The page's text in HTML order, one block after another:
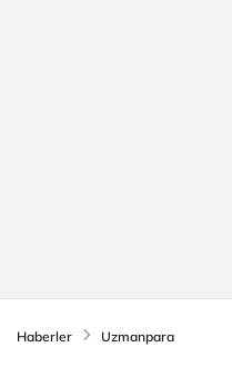
Haberler Uzmanpara